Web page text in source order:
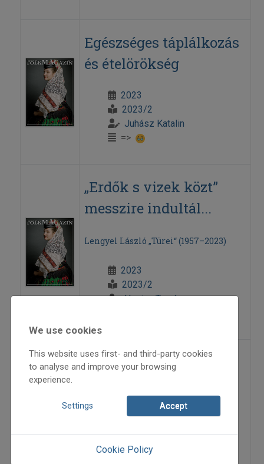
Egészséges táplálkozás
és ételörökség
2023
2023/2
Juhász Katalin
=>
„Erdők s vizek közt”
messzire indultál...
Lengyel László „Türei“ (1957–2023)
2023
2023/2
Henics Tamás
Falusiak a kolozsvári
2023
Szecsődi Barbara
We use cookies
This website uses first- and third-party cookies
to analyse and improve your browsing
experience.
Settings Accept
Cookie Policy